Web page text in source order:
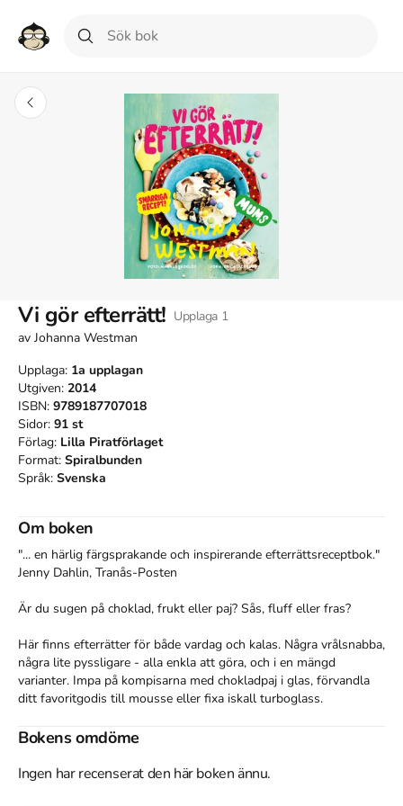
Vi gör efterrätt! Upplaga 1
av Johanna Westman
Upplaga: 1a upplagan
Utgiven: 2014
ISBN: 9789187707018
Sidor: 91 st
Förlag: Lilla Piratförlaget
Format: Spiralbunden
Språk: Svenska
Om boken
"... en härlig färgsprakande och inspirerande efterrättsreceptbok."
Jenny Dahlin, Tranås-Posten
Är du sugen på choklad, frukt eller paj? Sås, fluff eller fras?
Här finns efterrätter för både vardag och kalas. Några vrålsnabba,
några lite pyssligare - alla enkla att göra, och i en mängd
varianter. Impa på kompisarna med chokladpaj i glas, förvandla
ditt favoritgodis till mousse eller fixa iskall turboglass.
Efterrätt är alltid rätt!
Med sina populära och inbjudande kokböcker harJohanna
Bokens omdöme
Ingen har recenserat den här boken ännu.